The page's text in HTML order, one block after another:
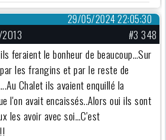
29/05/2024 22:05:30
#3 348
feraient le bonheur de beaucoup…Sur
les frangins et par le reste de
Chalet ils avaient enquillé la
l'on avait encaissés..Alors oui ils sont
les avoir avec soi…C'est